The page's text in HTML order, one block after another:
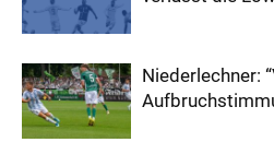
Niederlechner: